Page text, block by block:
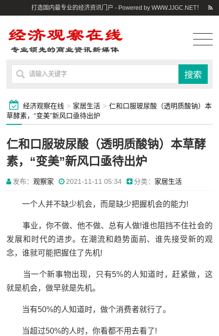
打造国内最专业的经济资讯门户 - Powered by WWW.JJGC.NET！
经济观察在线 > 家居生活 > 仁和口服玻尿酸（透明质酸钠）本
草酵素，“变美”新风口亟待出炉
仁和口服玻尿酸（透明质酸钠）本草酵
素，“变美”新风口亟待出炉
发布：观察家 2021-11-11 05:34 分类： 家居生活
一个人并不缺少机会，而是缺少把握机会的能力!
事业，你不做、他不做、总有人做!谁也阻挡不住社会的
发展和时代的进步。在潮流和趋势面前、谁先接受新的观
念，谁就可能把握住了先机!
当一个新事物出现，只有5%的人知道时，赶紧做，这
就是机会，做早就是先机。
当有50%的人知道时，做个消费者就行了。
当超过50%的人时，你看都不用去看了!